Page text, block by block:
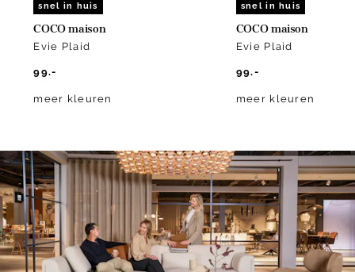
snel in huis
COCO maison
Evie Plaid
99.-
meer kleuren
snel in huis
COCO maison
Evie Plaid
99.-
meer kleuren